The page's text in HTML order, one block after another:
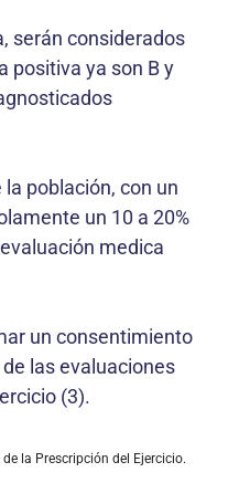
serán considerados
positiva ya son B y
población, con un
un 10 a 20%
medica
un consentimiento
las evaluaciones
(3).
la Prescripción del Ejercicio.